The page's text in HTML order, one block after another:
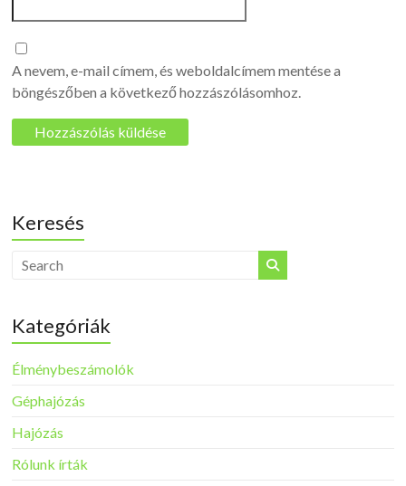
A nevem, e-mail címem, és weboldalcímem mentése a
böngészőben a következő hozzászólásomhoz.
Keresés
Kategóriák
Élménybeszámolók
Géphajózás
Hajózás
Rólunk írták